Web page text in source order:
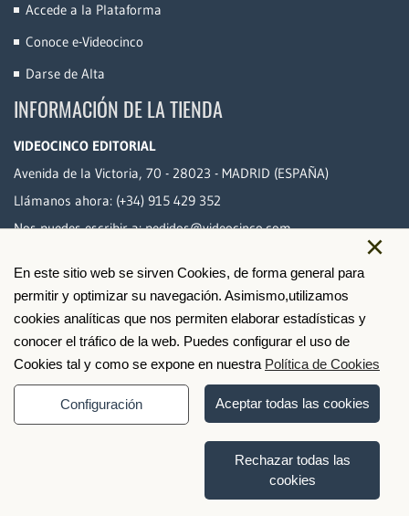
×
En este sitio web se sirven Cookies, de forma general para
permitir y optimizar su navegación. Asimismo,utilizamos
cookies analíticas que nos permiten elaborar estadísticas y
conocer el tráfico de la web. Puedes configurar el uso de
Cookies tal y como se expone en nuestra Política de Cookies
Configuración Aceptar todas las cookies
Rechazar todas las
cookies
Accede a la Plataforma
Conoce e-Videocinco
Darse de Alta
INFORMACIÓN DE LA TIENDA
VIDEOCINCO EDITORIAL
Avenida de la Victoria, 70 - 28023 - MADRID (ESPAÑA)
Llámanos ahora: (+34) 915 429 352
Nos puedes escribir a:pedidos@videocinco.com
PAGO SEGURO